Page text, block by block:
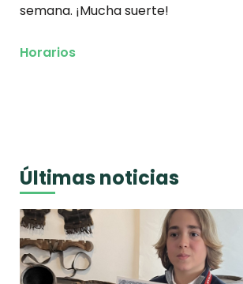
semana. ¡Mucha suerte!
Horarios
Últimas noticias